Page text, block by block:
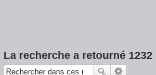
La recherche a retourné